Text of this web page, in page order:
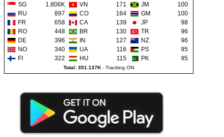
SG
1.806K VN 171 JM
100
RU
897 CO 164 GM
100
FR
658 CA 139 JP
98
RO
448 BR 130 TR
96
DE
396 IN 127 NZ
96
NO
340 UA 116 PS
95
FI
322 HU 115 PK 95
Total: 351.137K - Tracking ON